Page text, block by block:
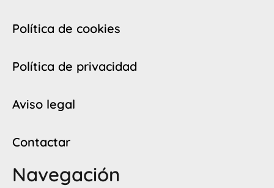
Política de cookies
Política de privacidad
Aviso legal
Contactar
Navegación